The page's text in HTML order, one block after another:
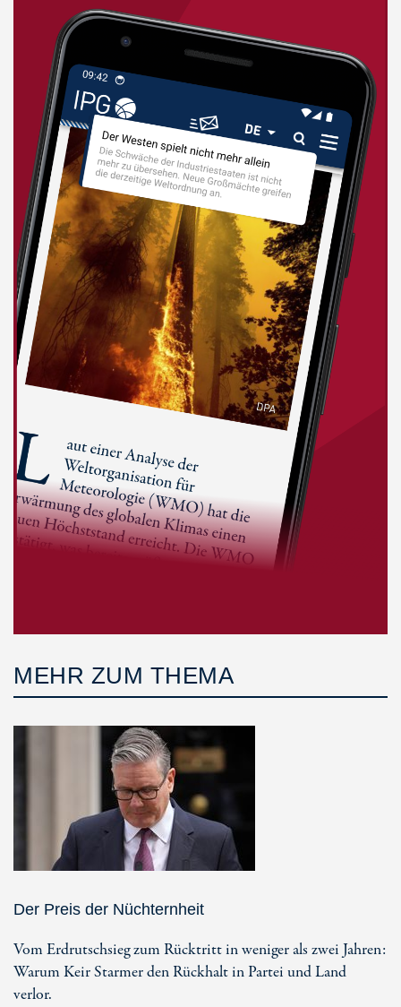
MEHR ZUM THEMA
Der Preis der Nüchternheit
Vom Erdrutschsieg zum Rücktritt in weniger als zwei Jahren:
Warum Keir Starmer den Rückhalt in Partei und Land
verlor.